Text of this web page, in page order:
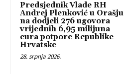
Predsjednik Vlade RH
Andrej Plenković u Orašju
na dodjeli 276 ugovora
vrijednih 6,95 milijuna
eura potpore Republike
Hrvatske
28. srpnja 2026.